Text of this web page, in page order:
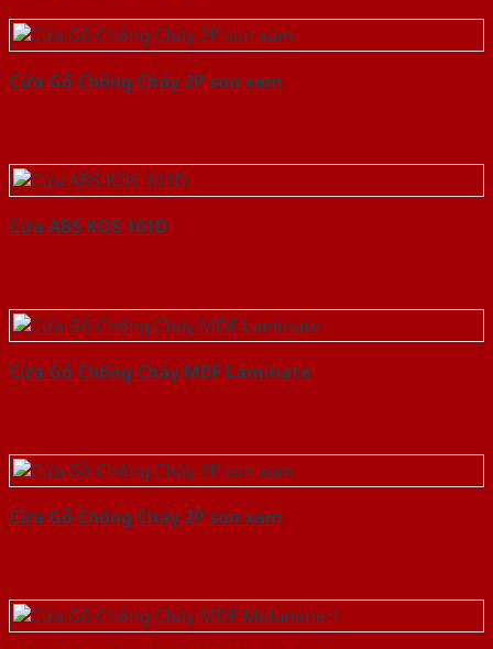
Cửa Gỗ Chống Cháy 2P son xam
Cửa ABS KOS 101D
Cửa Gỗ Chống Cháy MDF Laminate
Cửa Gỗ Chống Cháy 2P son xam